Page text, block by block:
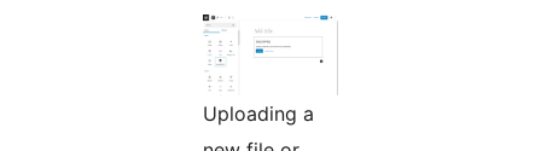
Uploading a